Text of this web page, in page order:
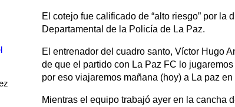
El cotejo fue calificado de “alto riesgo” por
Departamental de la Policía de La Paz.
El entrenador del cuadro santo, Víctor Hugo
de que el partido con La Paz FC lo
por eso viajaremos mañana (hoy) a La paz en
Mientras el equipo trabajó ayer en la cancha